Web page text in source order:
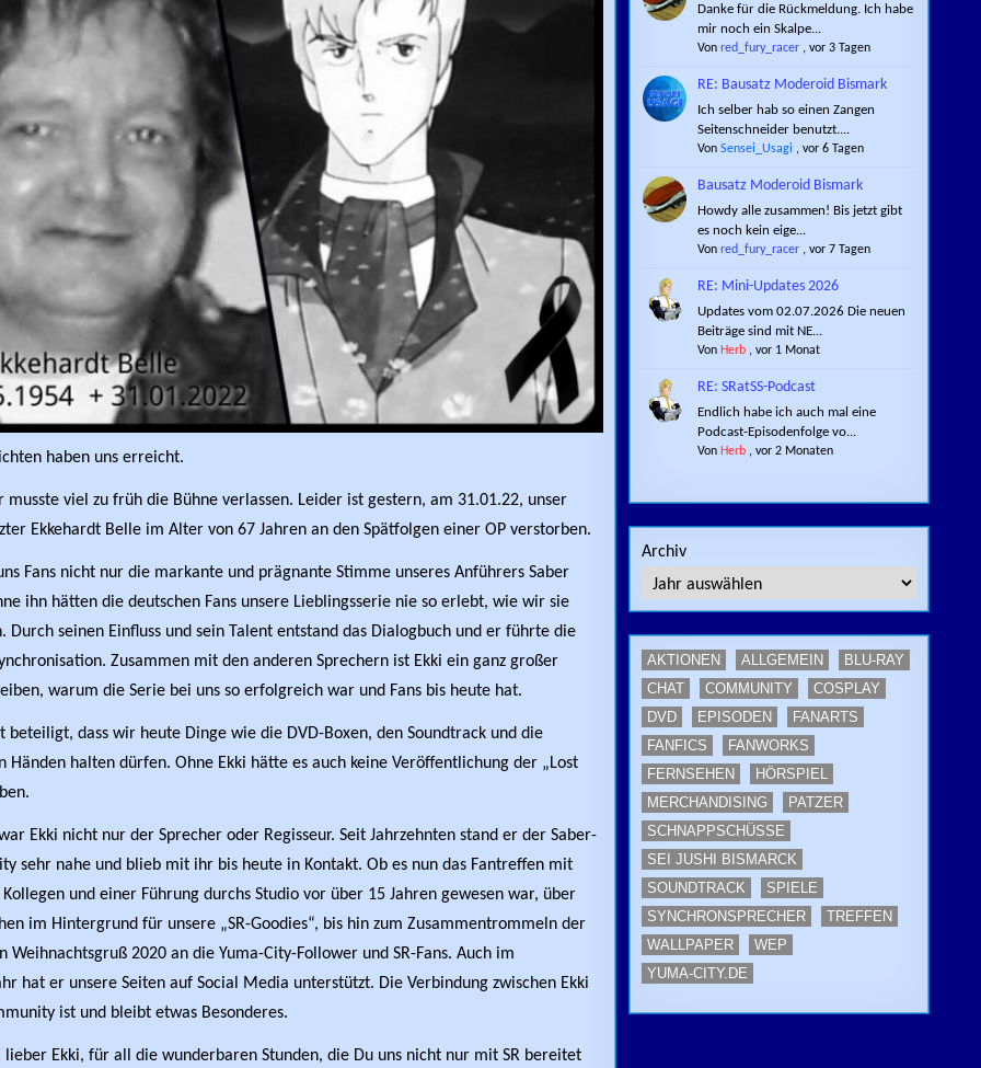
haben uns erreicht.
musste viel zu früh die Bühne verlassen. Leider ist gestern, am 31.01.22, unser
Ekkehardt Belle im Alter von 67 Jahren an den Spätfolgen einer OP verstorben.
Fans nicht nur die markante und prägnante Stimme unseres Anführers Saber
ihn hätten die deutschen Fans unsere Lieblingsserie nie so erlebt, wie wir sie
Durch seinen Einfluss und sein Talent entstand das Dialogbuch und er führte die
Zusammen mit den anderen Sprechern ist Ekki ein ganz großer
warum die Serie bei uns so erfolgreich war und Fans bis heute hat.
beteiligt, dass wir heute Dinge wie die DVD-Boxen, den Soundtrack und die
Händen halten dürfen. Ohne Ekki hätte es auch keine Veröffentlichung der „Lost
Ekki nicht nur der Sprecher oder Regisseur. Seit Jahrzehnten stand er der Saber-
sehr nahe und blieb mit ihr bis heute in Kontakt. Ob es nun das Fantreffen mit
und einer Führung durchs Studio vor über 15 Jahren gewesen war, über
im Hintergrund für unsere „SR-Goodies“, bis hin zum Zusammentrommeln der
Weihnachtsgruß 2020 an die Yuma-City-Follower und SR-Fans. Auch im
hat er unsere Seiten auf Social Media unterstützt. Die Verbindung zwischen Ekki
ist und bleibt etwas Besonderes.
lieber Ekki, für all die wunderbaren Stunden, die Du uns nicht nur mit SR bereitet
Danke für die Rückmeldung. Ich habe
mir noch ein Skalpe...
Von red_fury_racer, vor 3 Tagen
RE: Bausatz Moderoid Bismark
Ich selber hab so einen Zangen
Seitenschneider benutzt....
Von Sensei_Usagi , vor 6 Tagen
Bausatz Moderoid Bismark
Howdy alle zusammen! Bis jetzt gibt
es noch kein eige...
Von red_fury_racer, vor 7 Tagen
RE: Mini-Updates 2026
Updates vom 02.07.2026 Die neuen
Beiträge sind mit NE...
Von Herb, vor 1 Monat
RE: SRatSS-Podcast
Endlich habe ich auch mal eine
Podcast-Episodenfolge vo...
Von Herb, vor 2 Monaten
Archiv
AKTIONEN ALLGEMEIN
BLU-RAY
CHAT
COMMUNITY
COSPLAY
DVD
EPISODEN
FANARTS
FANFICS
FANWORKS
FERNSEHEN
HÖRSPIEL
MERCHANDISING
PATZER
SCHNAPPSCHÜSSE
SEI JUSHI BISMARCK
SOUNDTRACK
SPIELE
SYNCHRONSPRECHER
TREFFEN
WALLPAPER
WEP
YUMA-CITY.DE